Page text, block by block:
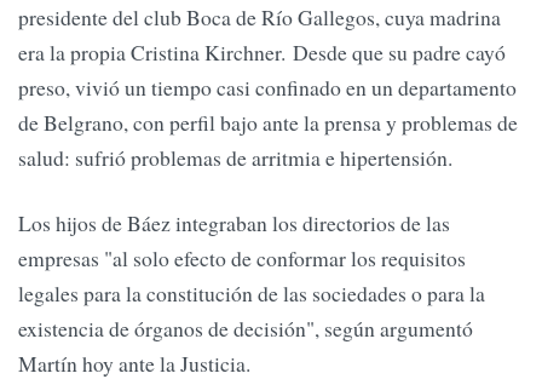
presidente del club Boca de Río Gallegos, cuya madrina
era la propia Cristina Kirchner. Desde que su padre cayó
preso, vivió un tiempo casi confinado en un departamento
de Belgrano, con perfil bajo ante la prensa y problemas de
salud: sufrió problemas de arritmia e hipertensión.
Los hijos de Báez integraban los directorios de las
empresas "al solo efecto de conformar los requisitos
legales para la constitución de las sociedades o para la
existencia de órganos de decisión", según argumentó
Martín hoy ante la Justicia.